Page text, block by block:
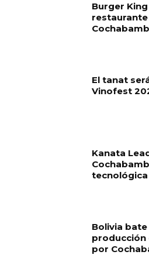
Burger
El tanat
Vinofest
Kanata
tecnológica
Bolivia
producción
por